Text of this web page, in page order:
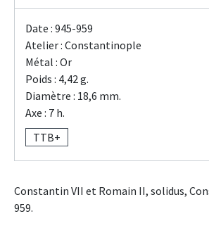
Date : 945-959
Atelier : Constantinople
Métal : Or
Poids : 4,42 g.
Diamètre : 18,6 mm.
Axe : 7 h.
TTB+
Constantin VII et Romain II, solidus,
959.